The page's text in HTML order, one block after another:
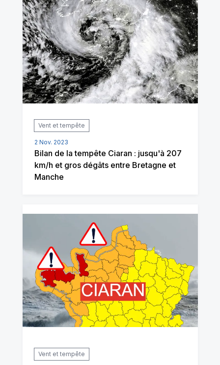
Vent et tempête
2 Nov. 2023
Bilan de la tempête Ciaran : jusqu'à 207
km/h et gros dégâts entre Bretagne et
Manche
Vent et tempête